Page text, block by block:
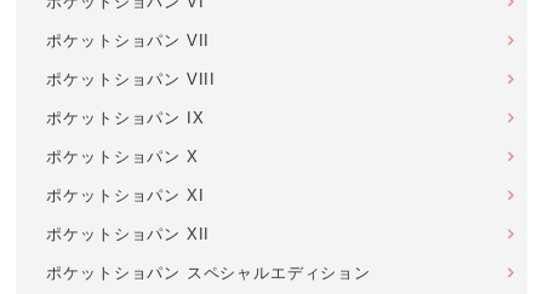
ポケットショパン VII
ポケットショパン VIII
ポケットショパン IX
ポケットショパン X
ポケットショパン XI
ポケットショパン XII
ポケットショパン スペシャルエディション